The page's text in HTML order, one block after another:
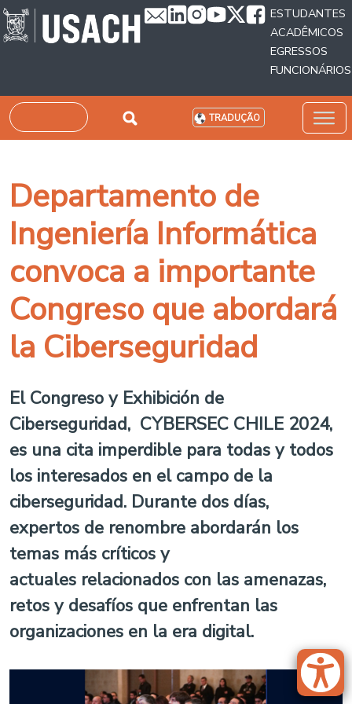
Passar para o conteúdo principal
ESTUDANTES
ACADÊMICOS
EGRESSOS
FUNCIONÁRIOS
Pesquisar TRADUÇÃO
Departamento de
Ingeniería Informática
convoca a importante
Congreso que abordará
la Ciberseguridad
El Congreso y Exhibición de
Ciberseguridad, CYBERSEC CHILE 2024,
es una cita imperdible para todas y todos
los interesados en el campo de la
ciberseguridad. Durante dos días,
expertos de renombre abordarán los
temas más críticos y
actuales relacionados con las amenazas,
retos y desafíos que enfrentan las
organizaciones en la era digital.